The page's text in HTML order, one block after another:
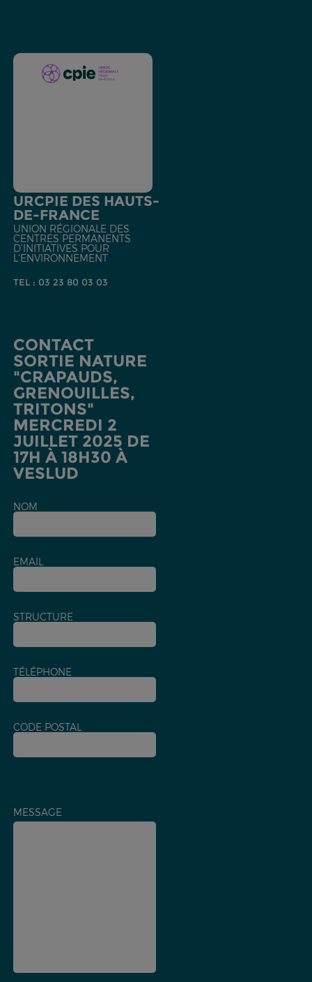
URCPIE DES HAUTS-
DE-FRANCE
UNION RÉGIONALE DES
CENTRES PERMANENTS
D'INITIATIVES POUR
L'ENVIRONNEMENT
TEL : 03 23 80 03 03
CONTACT
SORTIE NATURE
"CRAPAUDS,
GRENOUILLES,
TRITONS"
MERCREDI 2
JUILLET 2025 DE
17H À 18H30 À
VESLUD
NOM
EMAIL
STRUCTURE
TÉLÉPHONE
CODE POSTAL
MESSAGE